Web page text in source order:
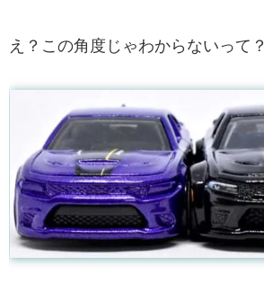
え？この角度じゃわからないって？